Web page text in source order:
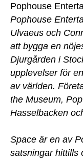
Pophouse
Pophouse
Ulvaeus och
att bygga en
Djurgården i
upplevelser för
av världen.
the Museum,
Hasselbacken
Space är en av
satsningar hittills